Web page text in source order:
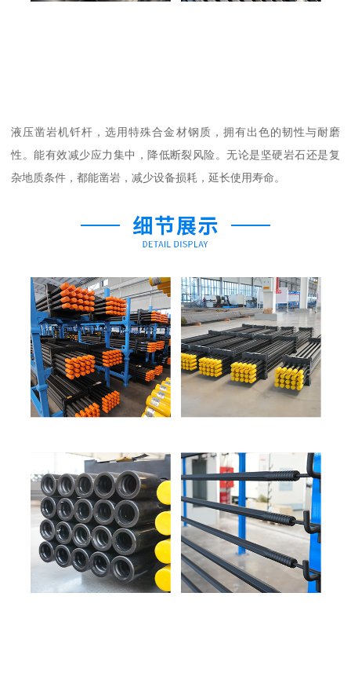
液压凿岩机钎杆，选用特殊合金材钢质，拥有出色的韧性与耐磨
性。能有效减少应力集中，降低断裂风险。无论是坚硬岩石还是复
杂地质条件，都能凿岩，减少设备损耗，延长使用寿命。​